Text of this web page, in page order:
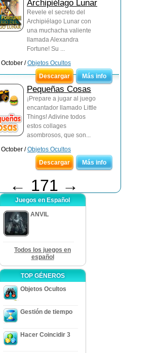
Archipiélago Lunar
Revele el secreto del
Archipiélago Lunar con
una muchacha valiente
llamada Alexandra
Fortune! Su ...
October /Objetos Ocultos
Descargar
Más info
Pequeñas Cosas
¡Prepare a jugar al juego
encantador llamado Little
Things! Adivine todos
estos collages
asombrosos, que son...
October /Objetos Ocultos
Descargar
Más info
← 171 →
Juegos en Español
ANVIL
Todos los juegos en
español
TOP GÉNEROS
Objetos Ocultos
Gestión de tiempo
Hacer Coincidir 3